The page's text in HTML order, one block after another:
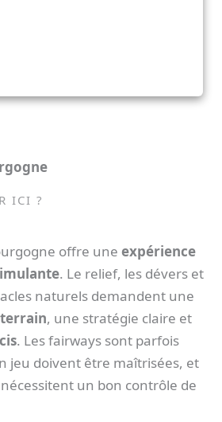
ICI ?
offre une expérience
. Le relief, les dévers et
naturels demandent une
, une stratégie claire et
. Les fairways sont parfois
jeu doivent être maîtrisées, et
un bon contrôle de